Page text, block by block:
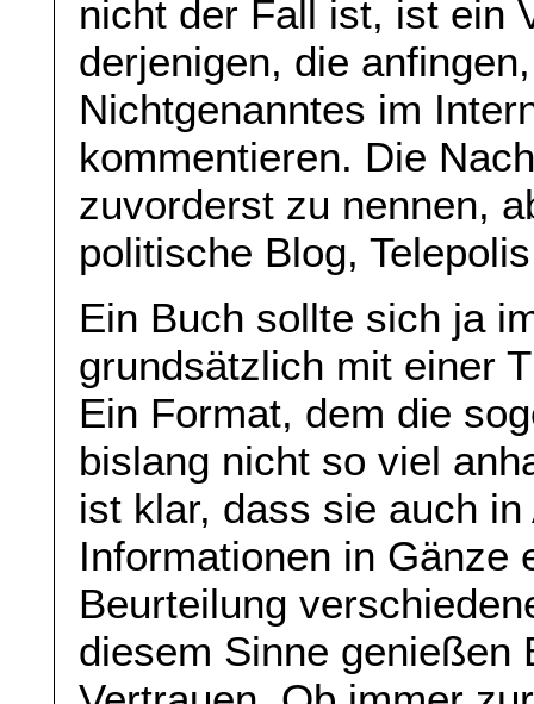
nicht der Fall ist, ist ein
derjenigen, die
Nichtgenanntes im
kommentieren. Die
zuvorderst zu nennen,
politische Blog,
Ein Buch sollte sich ja
grundsätzlich mit einer
Ein Format, dem die
bislang nicht so viel
ist klar, dass sie auch
Informationen in Gänze
Beurteilung
diesem Sinne genießen